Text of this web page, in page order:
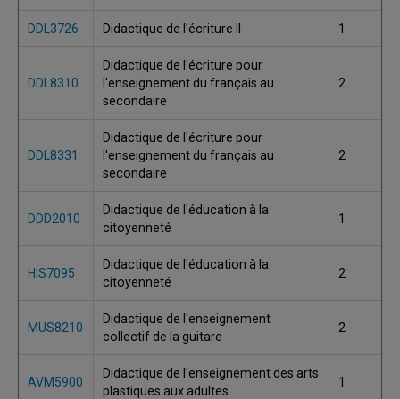
DDL3726 Didactique de l'écriture II 1
DDL8310
Didactique de l'écriture pour
l'enseignement du français au
secondaire
2
DDL8331
Didactique de l'écriture pour
l'enseignement du français au
secondaire
2
DDD2010
Didactique de l'éducation à la
citoyenneté
1
HIS7095
Didactique de l'éducation à la
citoyenneté
2
MUS8210
Didactique de l'enseignement
collectif de la guitare
2
AVM5900
Didactique de l'enseignement des arts
plastiques aux adultes
1